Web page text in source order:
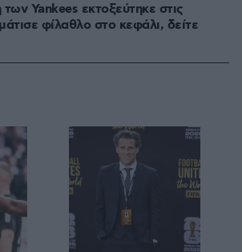
Yankees εκτοξεύτηκε στις
φίλαθλο στο κεφάλι, δείτε